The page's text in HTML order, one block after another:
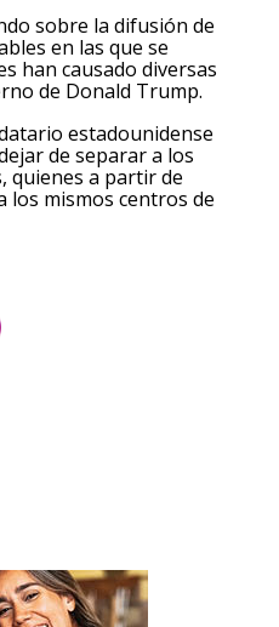
sobre la difusión de
en las que se
han causado diversas
de Donald Trump.
estadounidense
de separar a los
quienes a partir de
los mismos centros de